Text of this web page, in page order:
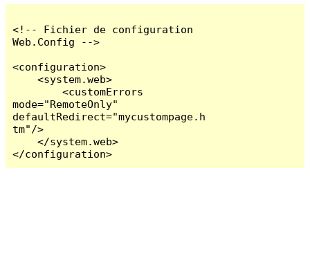
<!-- Fichier de configuration
Web.Config -->
<configuration>
    <system.web>
        <customErrors
mode="RemoteOnly"
defaultRedirect="mycustompage.h
tm"/>
    </system.web>
</configuration>